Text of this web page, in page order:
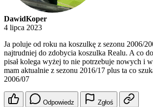
DawidKoper
4 lipca 2023
Ja poluje od roku na koszulkę z sezonu 2006/
najtrudniej do zdobycia koszulka Realu. A co
pisał kolega wyżej to nie potrzebuje nowych i
mam aktualnie z sezonu 2016/17 plus ta co
2006/07
Odpowiedz Zgłoś